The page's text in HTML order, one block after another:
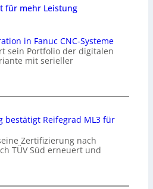
für mehr Leistung
in Fanuc CNC-Systeme
sein Portfolio der digitalen
mit serieller
bestätigt Reifegrad ML3 für
Zertifizierung nach
TÜV Süd erneuert und